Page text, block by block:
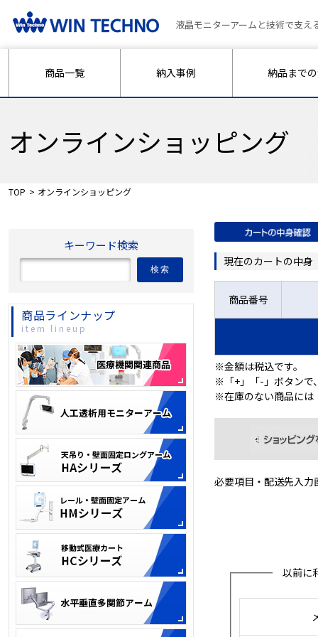
液晶モニターアームと技術で支
商品一覧 納入事例 納品まで
オンラインショッピング
TOP オンラインショッピング
現在のカートの中身
商品番号
※金額は税込です。
※「+」「-」ボタンで
※在庫のない商品には
必要項目・配送先入
以前に
キーワード検索
検索
商品ラインナップ
item lineup